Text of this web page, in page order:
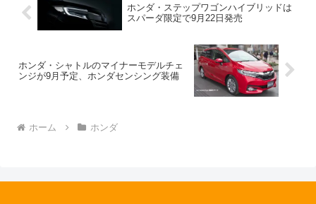
ホンダ・ステップワゴンハイブリッドは
スパーダ限定で9月22日発売
ホンダ・シャトルのマイナーモデルチェ
ンジが9月予定、ホンダセンシング装備
ホーム ホンダ